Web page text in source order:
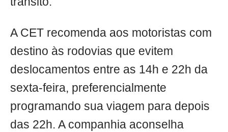
A CET recomenda aos motoristas com
destino às rodovias que evitem
deslocamentos entre as 14h e 22h da
sexta-feira, preferencialmente
programando sua viagem para depois
das 22h. A companhia aconselha